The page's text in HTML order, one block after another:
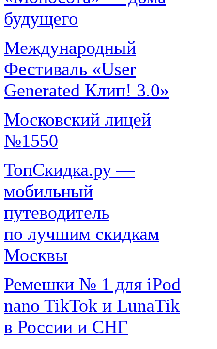
будущего
Международный
Фестиваль «User
Generated Клип! 3.0»
Московский лицей
№1550
ТопСкидка.ру —
мобильный
путеводитель
по лучшим скидкам
Москвы
Ремешки № 1 для iPod
nano TikTok и LunaTik
в России и СНГ